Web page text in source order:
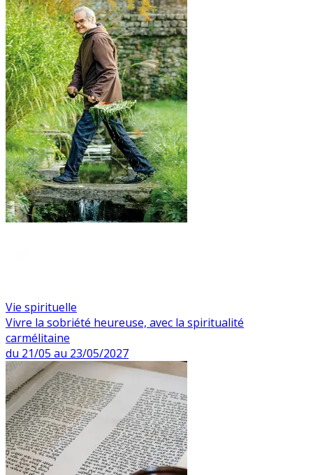
Vie spirituelle
Vivre la sobriété heureuse, avec la spiritualité
carmélitaine
du 21/05 au 23/05/2027